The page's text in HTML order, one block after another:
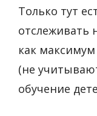
Только тут
отслеживать
как
(не
обучение